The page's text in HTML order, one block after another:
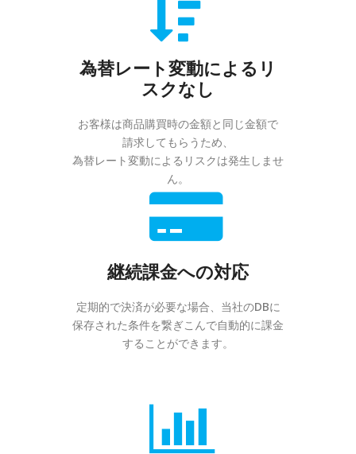
為替レート変動によるリ
スクなし
お客様は商品購買時の金額と同じ金額で
請求してもらうため、
為替レート変動によるリスクは発生しませ
ん。
継続課金への対応
定期的で決済が必要な場合、当社のDBに
保存された条件を繋ぎこんで自動的に課金
することができます。